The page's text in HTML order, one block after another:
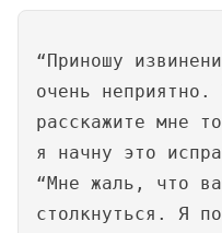
“Приношу
очень неприятно.
расскажите мне
я начну это
“Мне жаль, что
столкнуться. Я